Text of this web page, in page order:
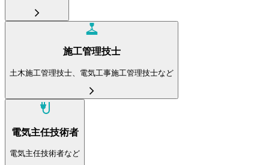
施工管理技士
土木施工管理技士、電気工事施工管理技士など
電気主任技術者
電気主任技術者など